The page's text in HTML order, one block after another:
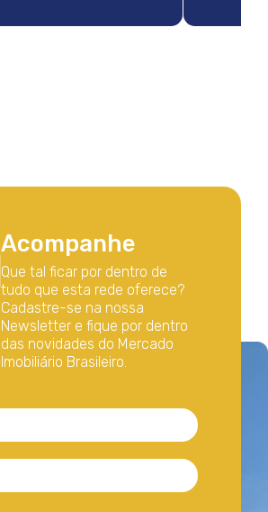
Acompanhe
Que tal ficar por dentro de
tudo que esta rede oferece?
Cadastre-se na nossa
Newsletter e fique por dentro
das novidades do Mercado
Imobiliário Brasileiro.